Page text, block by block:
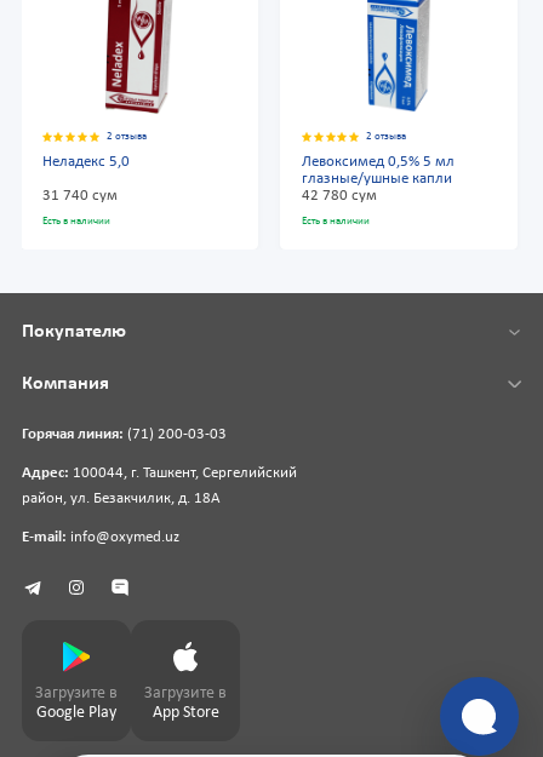
2 отзыва
Неладекс 5,0
31 740 сум
Есть в наличии
2 отзыва
Левоксимед 0,5% 5 мл
глазные/ушные капли
42 780 сум
Есть в наличии
Горячая линия: (71) 200-03-03
Адрес: 100044, г. Ташкент, Сергелийский
район, ул. Безакчилик, д. 18А
E-mail: info@oxymed.uz
Покупателю
Компания
Загрузите в
Google Play
Загрузите в
App Store